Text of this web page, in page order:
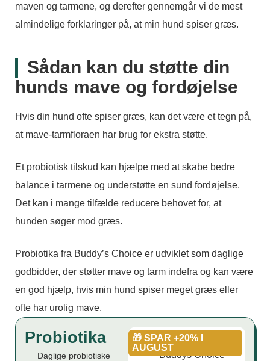
maven og tarmene, og derefter gennemgår vi de mest
almindelige forklaringer på, at min hund spiser græs.
Sådan kan du støtte din
hunds mave og fordøjelse
Hvis din hund ofte spiser græs, kan det være et tegn på,
at mave-tarmfloraen har brug for ekstra støtte.
Et probiotisk tilskud kan hjælpe med at skabe bedre
balance i tarmene og understøtte en sund fordøjelse.
Det kan i mange tilfælde reducere behovet for, at
hunden søger mod græs.
Probiotika fra Buddy’s Choice er udviklet som daglige
godbidder, der støtter mave og tarm indefra og kan være
en god hjælp, hvis min hund spiser meget græs eller
ofte har urolig mave.
Probiotika
Daglige probiotiske
🎁 SPAR +20% I
AUGUST